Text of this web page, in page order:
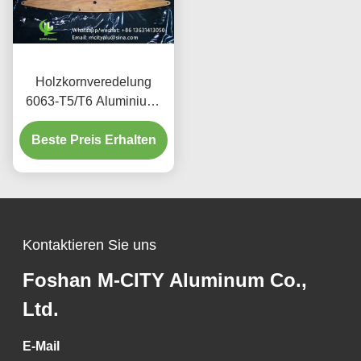
Holzkornveredelung
6063-T5/T6 Aluminium-
Aerofoil Louver mit 100
mm bis 600 mm Breite für
architektonische
Beste Preis Erhalten
Kontaktieren Sie uns
Foshan M-CITY Aluminum Co.,
Ltd.
E-Mail